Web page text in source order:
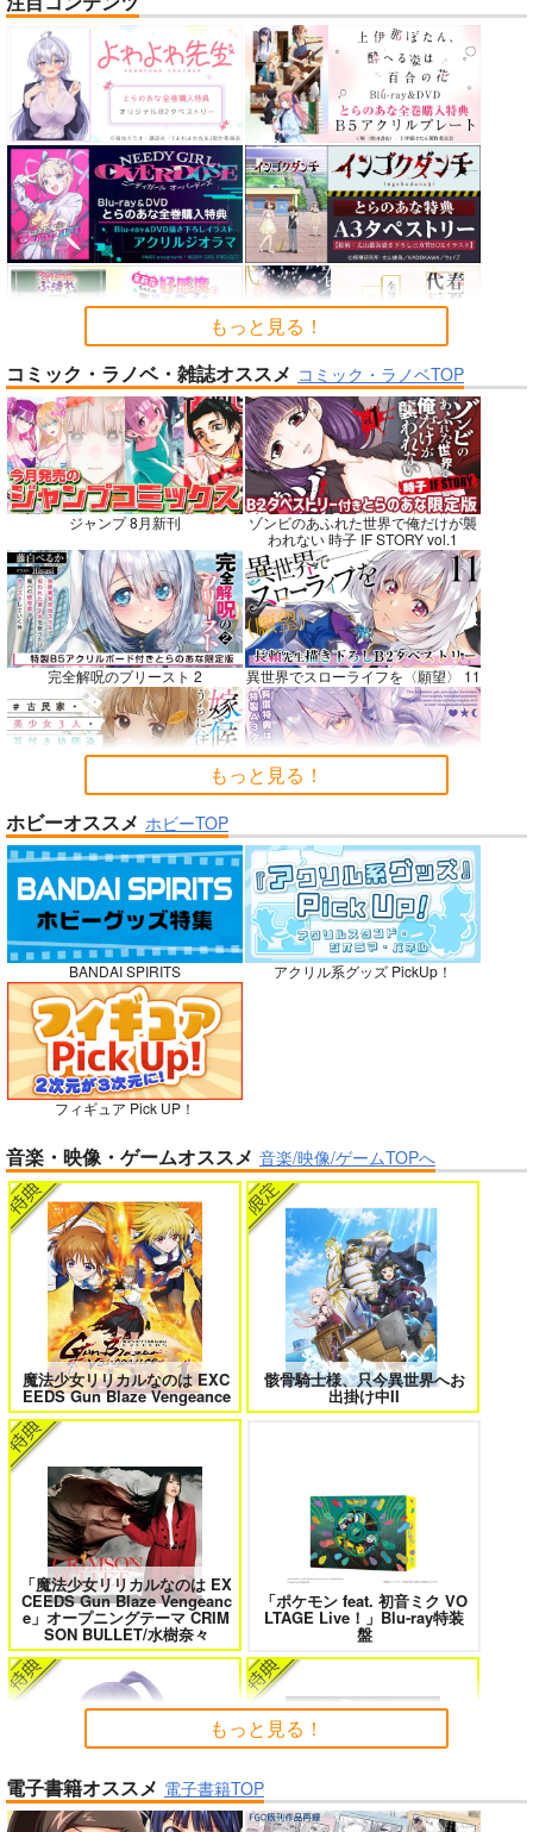
nanka A kanji no titl
ハイパーソニックソウ
ル
2,200円（税込）
Fate/Grand Order
インドラ
近藤勇
サンプル
カート
RED nankaAkanjino
OMNIBUS
ハイパーソニックソウ
ル
3,025円（税込）
Fate/Grand Order
カルナ
アルジュナ
サンプル
カート
STRIKE THE SUMME
R
mohumohu
専売 1,100円（税込）
姫柊雪菜
藍羽浅葱
煌坂紗矢華
サンプル
カート
No.6
BLUE nankaAkanjin
oOMNIBUS
ハイパーソニックソウ
ル
3,025円 （税込）
カルナ
サンプル
カート
No.8
社畜巡礼記３ 南米ス
ペシャル
赤茄子労働組合
専売 1,375円（税込）
Dr.STONE
あさぎりゲン
七海龍水
氷月
サンプル
カート
No.9
Lynx Lenx
碧茶園
専売 1,257円（税込）
VOCALOID 鏡音レン
サンプル
カート
No.9
黒白のアヴェスター 3
神座万象・第十四機
2,178円（税込）
オリジナル
サンプル
カート
もっと見る！
コミック・ラノベ・雑誌オススメ コミック・ラノベTOP
ジャンプ 8月新刊
ゾンビのあふれた世界で俺だけが襲
われない 時子 IF STORY vol.1
完全解呪のプリースト 2 異世界でスローライフを〈願望〉 11
嫁候補、うちに住むらしい。 #古民
家・美少女3人・耳付き幼馴染
まる。
ガールズゾンビパーティー 5
侯爵嫡男好色物語 ～異世界ハーレム
ケモ耳娘だらけの世界でハーレムに
3
2
＃ラブコメ好きとこっそり繋がりた
い
エロゲの鬱エンドからヒロイン達を
救済したら 2
女友達は頼めば意外とヤらせてくれ
る 8
たのに～
よくある令嬢転生だと思ったのに 5 僕のカノジョ先生 17
泊めたら懐かれた
もっと見る！
ホビーオススメ ホビーTOP
BANDAI SPIRITS アクリル系グッズ PickUp！
フィギュア Pick UP！
音楽・映像・ゲームオススメ 音楽/映像/ゲームTOPへ
魔法少女リリカルなのは EXC
EEDS Gun Blaze Vengeance
骸骨騎士様、只今異世界へお
出掛け中II
「魔法少女リリカルなのは EX
CEEDS Gun Blaze Vengeanc
e」オープニングテーマ CRIM
SON BULLET/水樹奈々
「ポケモン feat. 初音ミク VO
LTAGE Live！」Blu-ray特装
盤
もっと見る！
電子書籍オススメ 電子書籍TOP